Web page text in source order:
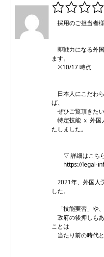
採用のご担当者
即戦力になる外
ます。
※10/17 時点
日本人にこだわ
ば、
ぜひご覧頂きたい
特定技能 ｘ 外国
たしました。
▽ 詳細はこち
https://legal-
2021年、外国人
した。
「技能実習」や
政府の後押しも
ことは
当たり前の時代と